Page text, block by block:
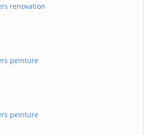
renovation
peinture
peinture